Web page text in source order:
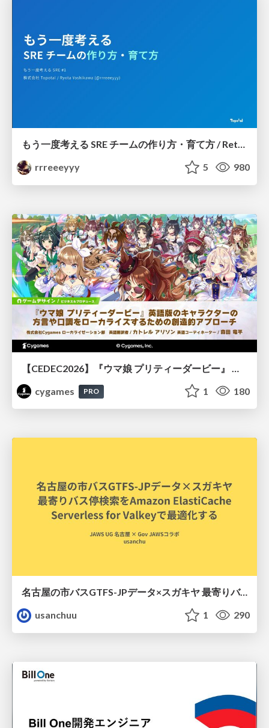
もう一度考える SRE チームの作り方・育て方 / Rethinking SRE #1: Building and Growing SRE Teams
rrreeeyyy
5 980
cygames
PRO 1 180
名古屋の市バスGTFS-JPデータ×スガキヤ 最寄りバス停検索をAmazon ElastiCache Serverless for Valkeyで最適化する
usanchuu
1 290